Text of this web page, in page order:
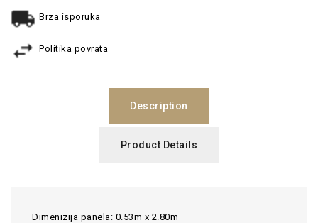
Brza isporuka
Politika povrata
Description
Product Details
Dimenizija panela: 0.53m x 2.80m